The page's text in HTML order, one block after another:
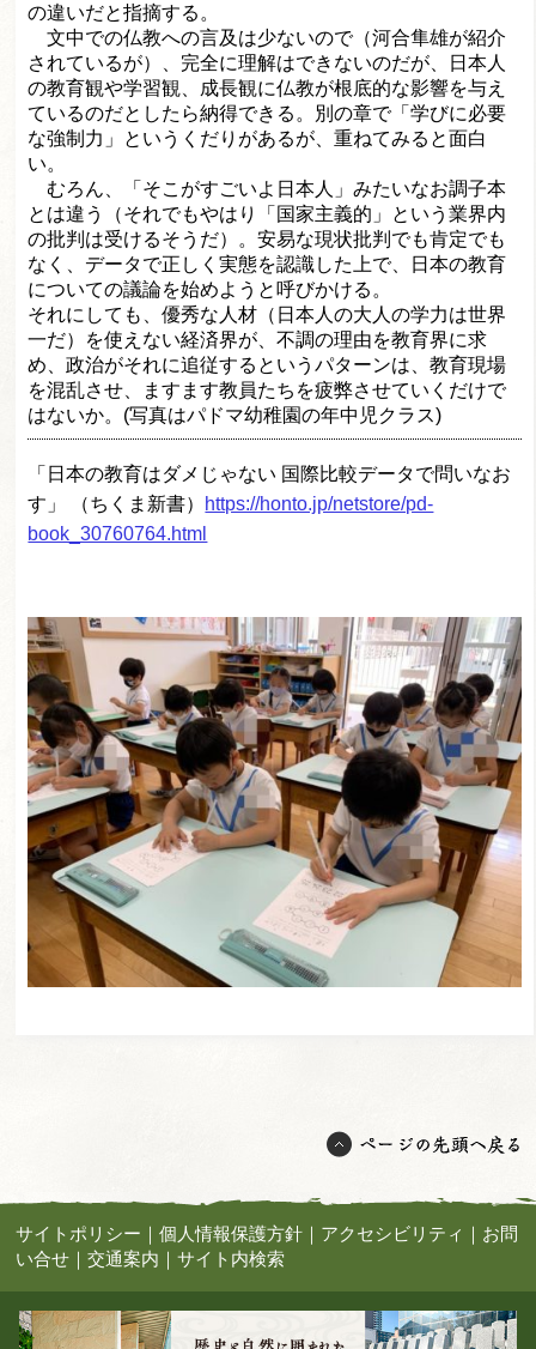
の違いだと指摘する。
文中での仏教への言及は少ないので（河合隼雄が紹介
されているが）、完全に理解はできないのだが、日本人
の教育観や学習観、成長観に仏教が根底的な影響を与え
ているのだとしたら納得できる。別の章で「学びに必要
な強制力」というくだりがあるが、重ねてみると面白
い。
むろん、「そこがすごいよ日本人」みたいなお調子本
とは違う（それでもやはり「国家主義的」という業界内
の批判は受けるそうだ）。安易な現状批判でも肯定でも
なく、データで正しく実態を認識した上で、日本の教育
についての議論を始めようと呼びかける。
それにしても、優秀な人材（日本人の大人の学力は世界
一だ）を使えない経済界が、不調の理由を教育界に求
め、政治がそれに追従するというパターンは、教育現場
を混乱させ、ますます教員たちを疲弊させていくだけで
はないか。(写真はパドマ幼稚園の年中児クラス)
「日本の教育はダメじゃない 国際比較データで問いなお
す」 （ちくま新書） https://honto.jp/netstore/pd-
book_30760764.html
サイトポリシー ｜個人情報保護方針 ｜ アクセシビリティ ｜ お問
い合せ ｜交通案内 ｜サイト内検索